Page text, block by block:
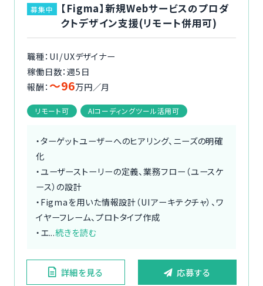
募集中
【Figma】新規Webサービスのプロダ
クトデザイン支援(リモート併用可)
職種：UI/UXデザイナー
稼働日数：週5日
報酬： 〜96万円／月
リモート可 AIコーディングツール活用可
・ターゲットユーザーへのヒアリング、ニーズの明確
化
・ユーザーストーリーの定義、業務フロー（ユースケ
ース）の設計
・Figmaを用いた情報設計（UIアーキテクチャ）、ワ
イヤーフレーム、プロトタイプ作成
・エ...続きを読む
詳細を見る 応募する